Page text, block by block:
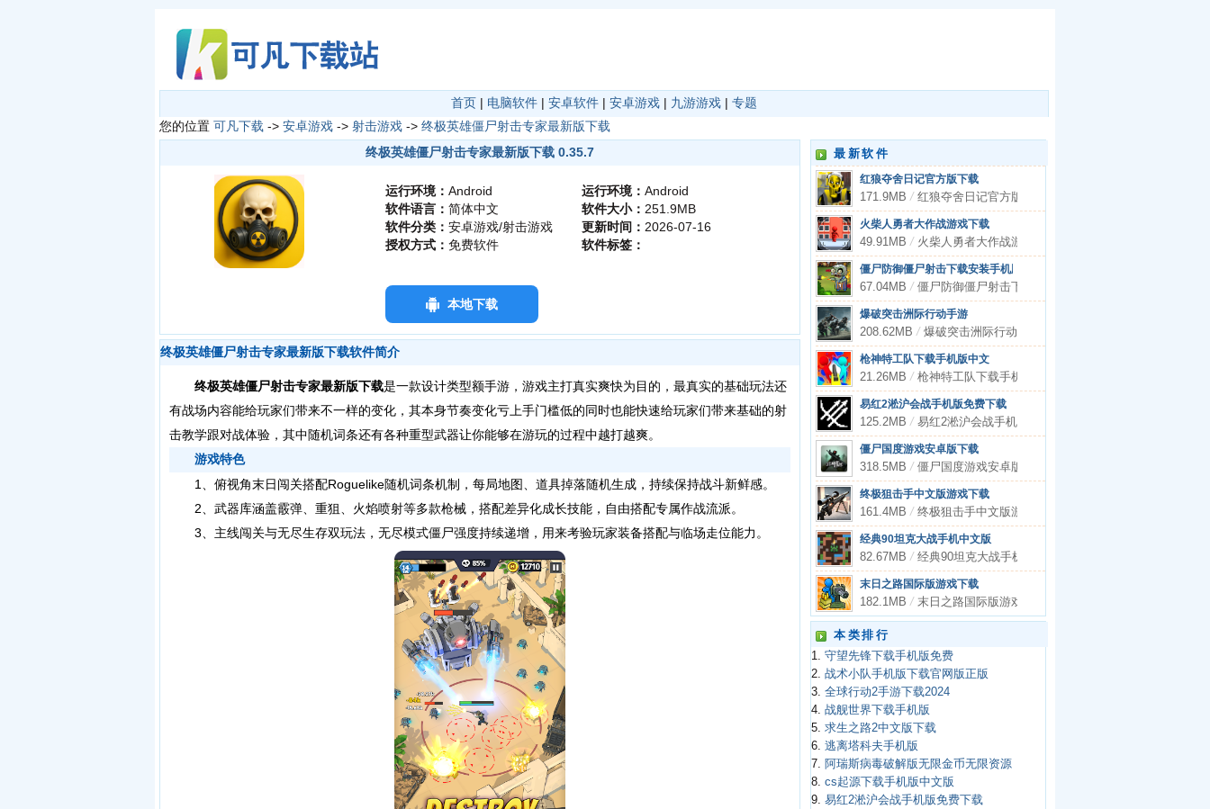
首页 | 电脑软件 | 安卓软件 | 安卓游戏 | 九游游戏 | 专题
您的位置 可凡下载 -> 安卓游戏 -> 射击游戏 -> 终极英雄僵尸射击专家最新版下载
终极英雄僵尸射击专家最新版下载 0.35.7
运行环境： Android
软件语言： 简体中文
软件分类： 安卓游戏/射击游戏
授权方式： 免费软件
运行环境： Android
软件大小： 251.9MB
更新时间： 2026-07-16
软件标签：
本地下载
终极英雄僵尸射击专家最新版下载软件简介
终极英雄僵尸射击专家最新版下载是一款设计类型额手游，游戏主打真实爽快为目的，最真实的基础玩法还
有战场内容能给玩家们带来不一样的变化，其本身节奏变化亏上手门槛低的同时也能快速给玩家们带来基础的射
击教学跟对战体验，其中随机词条还有各种重型武器让你能够在游玩的过程中越打越爽。
游戏特色
1、俯视角末日闯关搭配Roguelike随机词条机制，每局地图、道具掉落随机生成，持续保持战斗新鲜感。
2、武器库涵盖霰弹、重狙、火焰喷射等多款枪械，搭配差异化成长技能，自由搭配专属作战流派。
3、主线闯关与无尽生存双玩法，无尽模式僵尸强度持续递增，用来考验玩家装备搭配与临场走位能力。
最新软件
红狼夺舍日记官方版下载
171.9MB/ 红狼夺舍日记官方版下载
火柴人勇者大作战游戏下载
49.91MB/ 火柴人勇者大作战游戏下载
僵尸防御僵尸射击下载安装手机版
67.04MB/ 僵尸防御僵尸射击下载安装手机版
爆破突击洲际行动手游
208.62MB/ 爆破突击洲际行动手游
枪神特工队下载手机版中文
21.26MB/ 枪神特工队下载手机版中文
易红2淞沪会战手机版免费下载
125.2MB/ 易红2淞沪会战手机版免费下载
僵尸国度游戏安卓版下载
318.5MB/ 僵尸国度游戏安卓版下载
终极狙击手中文版游戏下载
161.4MB/ 终极狙击手中文版游戏下载
经典90坦克大战手机中文版
82.67MB/ 经典90坦克大战手机中文版
末日之路国际版游戏下载
182.1MB/ 末日之路国际版游戏下载
本类排行
1. 守望先锋下载手机版免费
2. 战术小队手机版下载官网版正版
3. 全球行动2手游下载2024
4. 战舰世界下载手机版
5. 求生之路2中文版下载
6. 逃离塔科夫手机版
7. 阿瑞斯病毒破解版无限金币无限资源
8. cs起源下载手机版中文版
9. 易红2淞沪会战手机版免费下载